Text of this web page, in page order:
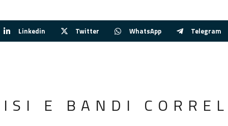
Linkedin Twitter WhatsApp Telegram
E BANDI